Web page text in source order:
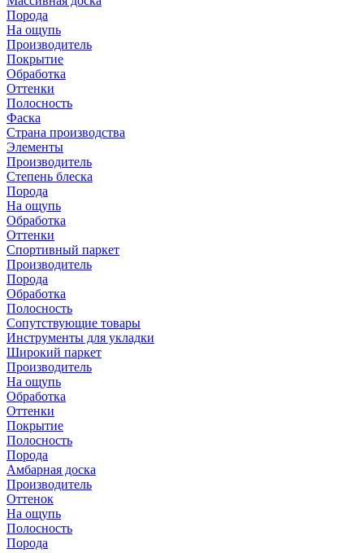
Порода
На ощупь
Производитель
Покрытие
Обработка
Оттенки
Полосность
Фаска
Страна производства
Элементы
Производитель
Степень блеска
Порода
На ощупь
Обработка
Оттенки
Спортивный паркет
Производитель
Порода
Обработка
Полосность
Сопутствующие товары
Инструменты для укладки
Широкий паркет
Производитель
На ощупь
Обработка
Оттенки
Покрытие
Полосность
Порода
Амбарная доска
Производитель
Оттенок
На ощупь
Полосность
Порода